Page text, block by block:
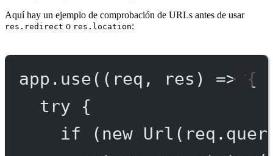
Aquí hay un ejemplo de comprobación de URLs antes de usar
res.redirect o res.location:
app. use(( req , res ) => {
try {
if ( new Url